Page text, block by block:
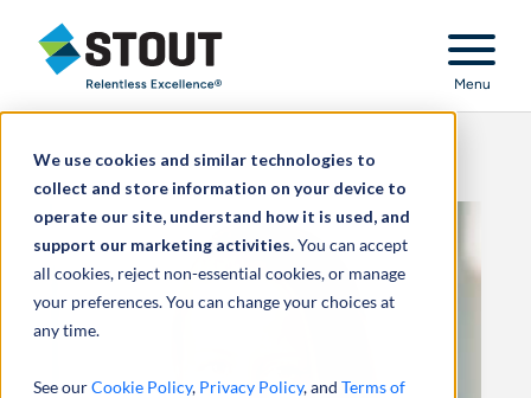
We use cookies and similar technologies to
collect and store information on your device to
operate our site, understand how it is used, and
support our marketing activities.You can accept
all cookies, reject non-essential cookies, or manage
your preferences. You can change your choices at
any time.
See ourCookie Policy, Privacy Policy, and Terms of
Stout Relentless Excellence
Menu